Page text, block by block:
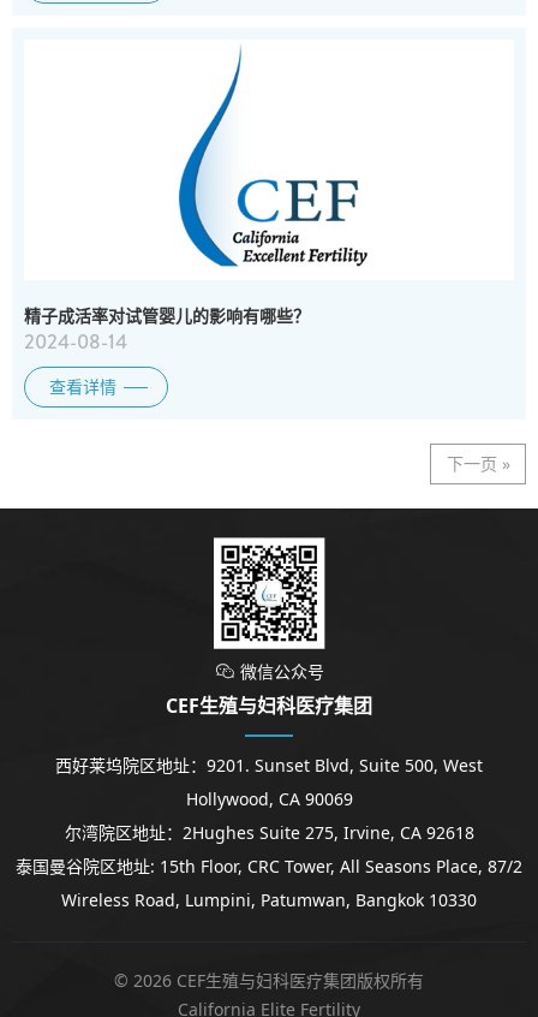
精子成活率对试管婴儿的影响有哪些？
2024-08-14
查看详情
下一页 »
 微信公众号
CEF生殖与妇科医疗集团
西好莱坞院区地址：9201. Sunset Blvd, Suite 500, West
Hollywood, CA 90069
尔湾院区地址：2Hughes Suite 275, Irvine, CA 92618
泰国曼谷院区地址: 15th Floor, CRC Tower, All Seasons Place, 87/2
Wireless Road, Lumpini, Patumwan, Bangkok 10330
© 2026 CEF生殖与妇科医疗集团版权所有
California Elite Fertility